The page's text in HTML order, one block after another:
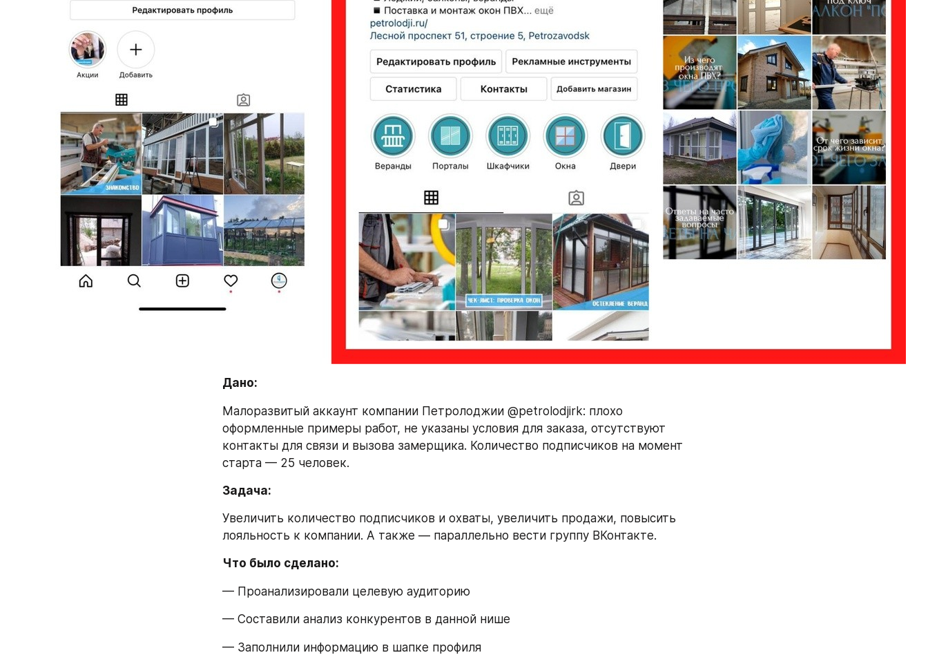
Дано:
Малоразвитый аккаунт компании Петролоджии @petrolodjirk: плохо
оформленные примеры работ, не указаны условия для заказа, отсутствуют
контакты для связи и вызова замерщика. Количество подписчиков на момент
старта — 25 человек.
Задача:
Увеличить количество подписчиков и охваты, увеличить продажи, повысить
лояльность к компании. А также — параллельно вести группу ВКонтакте.
Что было сделано:
— Проанализировали целевую аудиторию
— Составили анализ конкурентов в данной нише
— Заполнили информацию в шапке профиля